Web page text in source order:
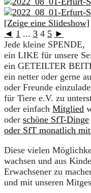
[Zeige eine Slideshow]
◄ 1 ... 3 4 5 ►
Jede kleine SPENDE,
ein LIKE für unsere
ein GETEILTER
ein netter oder gerne
oder Freunde
für Tiere e.V. zu
oder einfach Mitglied
oder schöne SfT-Dinge
oder SfT monatlich
Diese vielen
wachsen und aus
Erwachsener zu
und mit unseren